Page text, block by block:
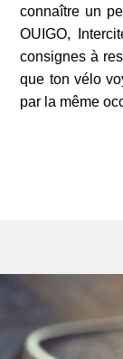
connaître un
OUIGO,
consignes à
que ton vélo
par la même